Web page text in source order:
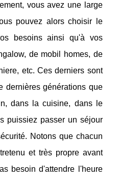
vous avez une large
pouvez alors choisir le
besoins ainsi qu'à vos
de mobil homes, de
etc. Ces derniers sont
dernières générations que
dans la cuisine, dans le
puissiez passer un séjour
Notons que chacun
et très propre avant
besoin d'attendre l'heure